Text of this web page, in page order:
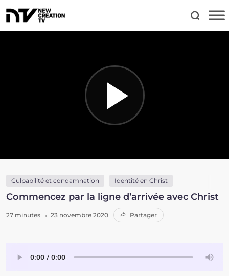
Culpabilité et condamnation Identité en Christ
Commencez par la ligne d’arrivée avec Christ
27 minutes 23 novembre 2020 Partager